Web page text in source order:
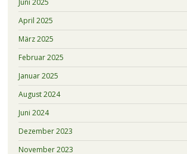
Juni 2025
April 2025
März 2025
Februar 2025
Januar 2025
August 2024
Juni 2024
Dezember 2023
November 2023